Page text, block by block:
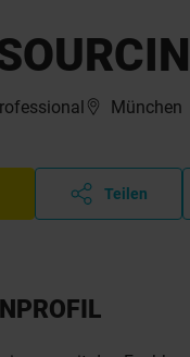
München
Teilen